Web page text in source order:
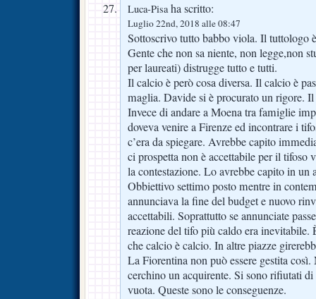
Luca-Pisaha scritto:
Luglio 22nd, 2018 alle 08:47
Sottoscrivo tutto babbo viola. Il tuttologo
Gente che non sa niente, non legge,non
per laureati) distrugge tutto e tutti.
Il calcio è però cosa diversa. Il calcio è
maglia. Davide si è procurato un rigore.
Invece di andare a Moena tra famiglie
doveva venire a Firenze ed incontrare i
c’era da spiegare. Avrebbe capito
ci prospetta non è accettabile per il tifoso
la contestazione. Lo avrebbe capito in un
Obbiettivo settimo posto mentre in
annunciava la fine del budget e nuovo
accettabili. Soprattutto se annunciate
reazione del tifo più caldo era inevitabile.
che calcio è calcio. In altre piazze
La Fiorentina non può essere gestita così.
cerchino un acquirente. Si sono rifiutati
vuota. Queste sono le conseguenze.